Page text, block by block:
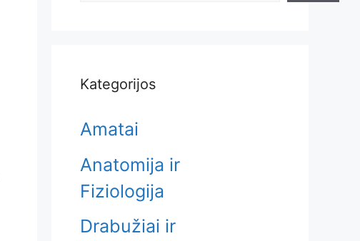
Kategorijos
Amatai
Anatomija ir
Fiziologija
Drabužiai ir